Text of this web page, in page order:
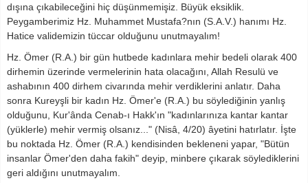
dışına çıkabileceğini hiç düşünmemişiz. Büyük eksiklik.
Peygamberimiz Hz. Muhammet Mustafa?nın (S.A.V.) hanımı Hz.
Hatice validemizin tüccar olduğunu unutmayalım!
Hz. Ömer (R.A.) bir gün hutbede kadınlara mehir bedeli olarak 400
dirhemin üzerinde vermelerinin hata olacağını, Allah Resulü ve
ashabının 400 dirhem civarında mehir verdiklerini anlatır. Daha
sonra Kureyşli bir kadın Hz. Ömer'e (R.A.) bu söylediğinin yanlış
olduğunu, Kur'ânda Cenab-ı Hakk'ın "kadınlarınıza kantar kantar
(yüklerle) mehir vermiş olsanız..." (Nisâ, 4/20) âyetini hatırlatır. İşte
bu noktada Hz. Ömer (R.A.) kendisinden bekleneni yapar, "Bütün
insanlar Ömer'den daha fakih" deyip, minbere çıkarak söylediklerini
geri aldığını unutmayalım.